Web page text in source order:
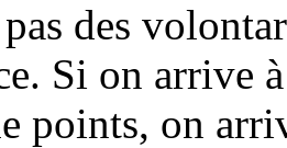
des
Si on arrive
points, on